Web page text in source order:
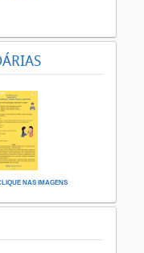
NAS IMAGENS